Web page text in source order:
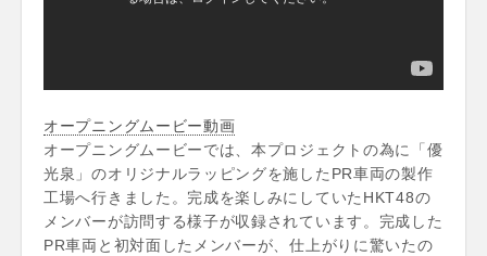
オープニングムービー動画
オープニングムービーでは、本プロジェクトの為に「優
光泉」のオリジナルラッピングを施したPR車両の製作
工場へ行きました。完成を楽しみにしていたHKT48の
メンバーが訪問する様子が収録されています。完成した
PR車両と初対面したメンバーが、仕上がりに驚いたの